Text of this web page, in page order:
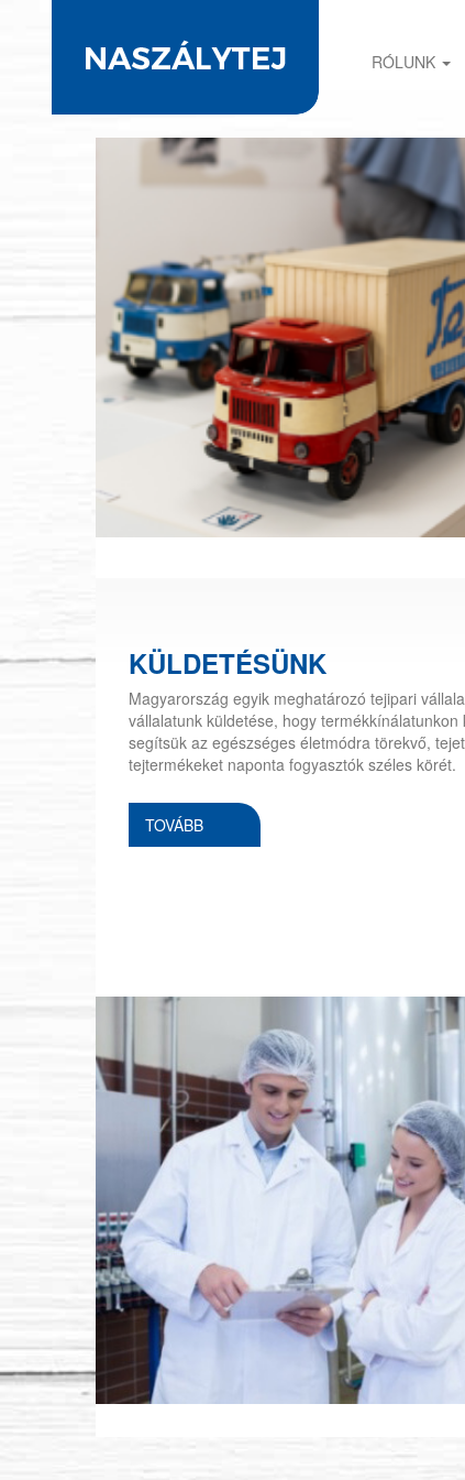
RÓLUNK
KÜLDETÉSÜNK
Magyarország egyik meghatározó tejipari
vállalatunk küldetése, hogy termékkínálatunkon
segítsük az egészséges életmódra törekvő,
tejtermékeket naponta fogyasztók széles körét.
TOVÁBB